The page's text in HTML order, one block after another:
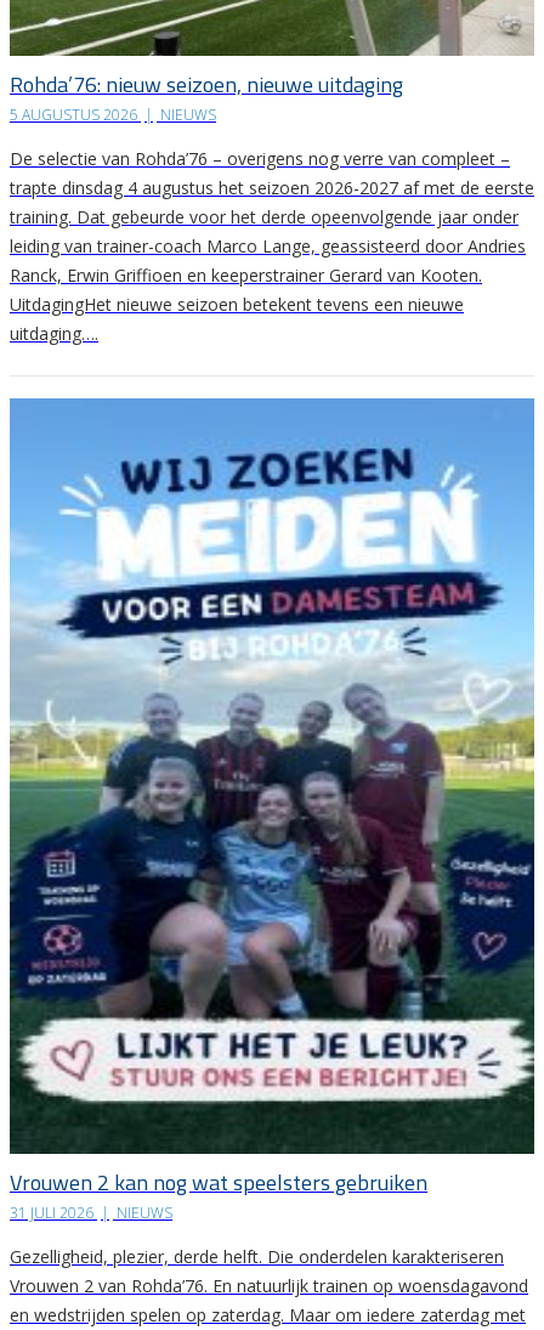
Rohda’76: nieuw seizoen, nieuwe uitdaging
5 AUGUSTUS 2026 | NIEUWS
De selectie van Rohda’76 – overigens nog verre van compleet –
trapte dinsdag 4 augustus het seizoen 2026-2027 af met de eerste
training. Dat gebeurde voor het derde opeenvolgende jaar onder
leiding van trainer-coach Marco Lange, geassisteerd door Andries
Ranck, Erwin Griffioen en keeperstrainer Gerard van Kooten.
UitdagingHet nieuwe seizoen betekent tevens een nieuwe
uitdaging….
Vrouwen 2 kan nog wat speelsters gebruiken
31 JULI 2026 | NIEUWS
Gezelligheid, plezier, derde helft. Die onderdelen karakteriseren
Vrouwen 2 van Rohda’76. En natuurlijk trainen op woensdagavond
en wedstrijden spelen op zaterdag. Maar om iedere zaterdag met